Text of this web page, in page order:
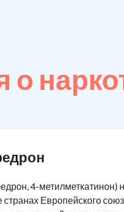
4-метилметкатинон)
странах Европейского